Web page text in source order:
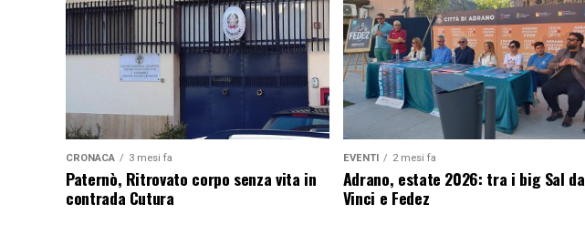
CRONACA 3 mesi fa
Paternò, Ritrovato corpo senza vita in
contrada Cutura
EVENTI 2 mesi fa
Adrano, estate 2026: tra i big Sal da
Vinci e Fedez